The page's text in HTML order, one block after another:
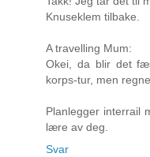
Knuseklem tilbake.
A travelling Mum:
Okei, da blir det
korps-tur, men
Planlegger interrail
lære av deg.
Svar